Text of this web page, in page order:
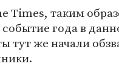
Times, таким
событие года в
тут же начали